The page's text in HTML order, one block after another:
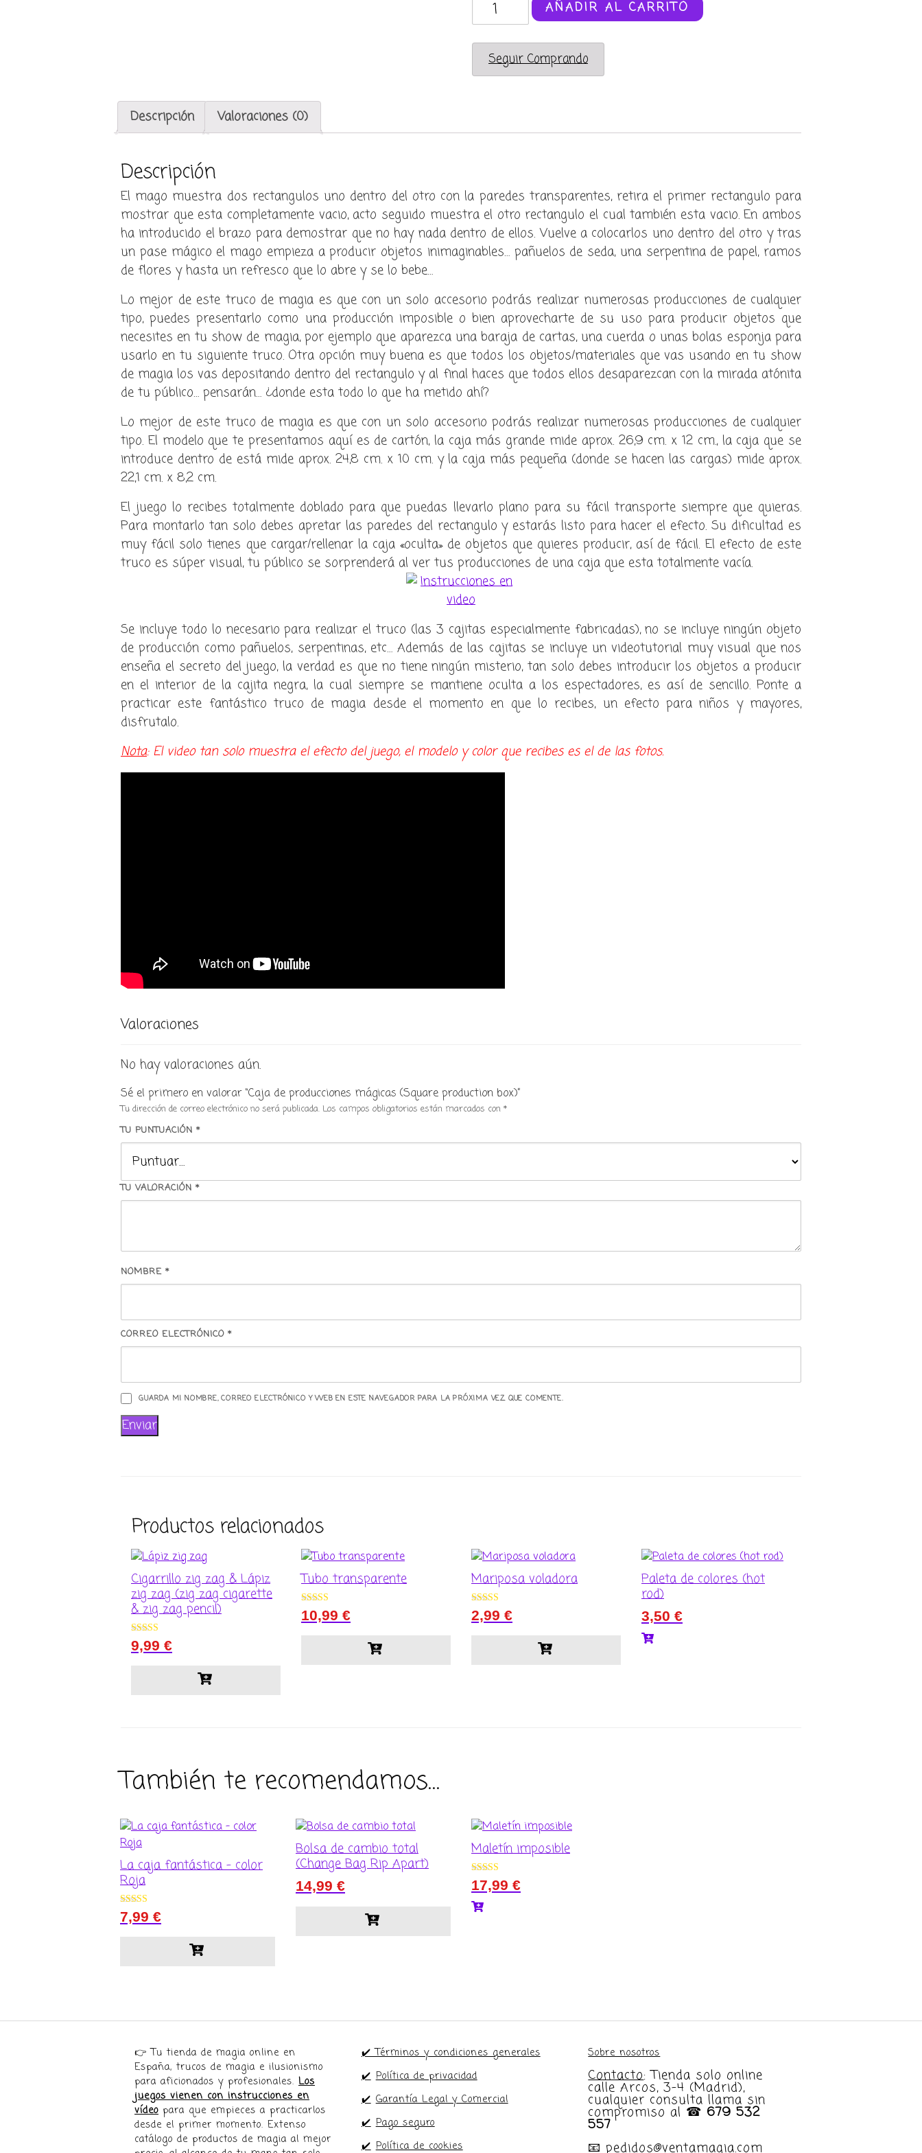
mágicas
(Square
AÑADIR AL CARRITO
Seguir Comprando
Descripción Valoraciones (0)
Descripción
El mago muestra dos rectangulos uno dentro del otro con la paredes transparentes, retira el primer rectangulo para
mostrar que esta completamente vacio, acto seguido muestra el otro rectangulo el cual también esta vacio. En ambos
ha introducido el brazo para demostrar que no hay nada dentro de ellos. Vuelve a colocarlos uno dentro del otro y tras
un pase mágico el mago empieza a producir objetos inimaginables… pañuelos de seda, una serpentina de papel, ramos
de flores y hasta un refresco que lo abre y se lo bebe…
Lo mejor de este truco de magia es que con un solo accesorio podrás realizar numerosas producciones de cualquier
tipo, puedes presentarlo como una producción imposible o bien aprovecharte de su uso para producir objetos que
necesites en tu show de magia, por ejemplo que aparezca una baraja de cartas, una cuerda o unas bolas esponja para
usarlo en tu siguiente truco. Otra opción muy buena es que todos los objetos/materiales que vas usando en tu show
de magia los vas depositando dentro del rectangulo y al final haces que todos ellos desaparezcan con la mirada atónita
de tu público… pensarán… ¿donde esta todo lo que ha metido ahí?
Lo mejor de este truco de magia es que con un solo accesorio podrás realizar numerosas producciones de cualquier
tipo. El modelo que te presentamos aquí es de cartón, la caja más grande mide aprox. 26,9 cm. x 12 cm., la caja que se
introduce dentro de está mide aprox. 24,8 cm. x 10 cm. y la caja más pequeña (donde se hacen las cargas) mide aprox.
22,1 cm. x 8,2 cm.
El juego lo recibes totalmente doblado para que puedas llevarlo plano para su fácil transporte siempre que quieras.
Para montarlo tan solo debes apretar las paredes del rectangulo y estarás listo para hacer el efecto. Su dificultad es
muy fácil solo tienes que cargar/rellenar la caja «oculta» de objetos que quieres producir, así de fácil. El efecto de este
truco es súper visual, tu público se sorprenderá al ver tus producciones de una caja que esta totalmente vacía.
Se incluye todo lo necesario para realizar el truco (las 3 cajitas especialmente fabricadas), no se incluye ningún objeto
de producción como pañuelos, serpentinas, etc… Además de las cajitas se incluye un videotutorial muy visual que nos
enseña el secreto del juego, la verdad es que no tiene ningún misterio, tan solo debes introducir los objetos a producir
en el interior de la cajita negra, la cual siempre se mantiene oculta a los espectadores, es así de sencillo. Ponte a
practicar este fantástico truco de magia desde el momento en que lo recibes, un efecto para niños y mayores,
disfrutalo.
Nota: El video tan solo muestra el efecto del juego, el modelo y color que recibes es el de las fotos.
Valoraciones
No hay valoraciones aún.
Sé el primero en valorar “Caja de producciones mágicas (Square production box)”
Tu dirección de correo electrónico no será publicada. Los campos obligatorios están marcados con *
TU PUNTUACIÓN *
TU VALORACIÓN *
NOMBRE *
CORREO ELECTRÓNICO *
GUARDA MI NOMBRE, CORREO ELECTRÓNICO Y WEB EN ESTE NAVEGADOR PARA LA PRÓXIMA VEZ QUE COMENTE.
Productos relacionados
Cigarrillo zig zag & Lápiz
zig zag (zig zag cigarette
& zig zag pencil)
Valorado con
5.00
9,99 €
Tubo transparente
Valorado con
5.00
10,99 €
Mariposa voladora
Valorado
con
2,99 €
Paleta de colores (hot
rod)
3,50 €
También te recomendamos…
La caja fantástica – color
Roja
Valorado con
5.00
7,99 €
Bolsa de cambio total
(Change Bag Rip Apart)
14,99 €
Maletín imposible
Valorado con
5.00
de 5
17,99 €
👉 Tu tienda de magia online en
España, trucos de magia e ilusionismo
para aficionados y profesionales. Los
juegos vienen con instrucciones en
vídeo para que empieces a practicarlos
desde el primer momento. Extenso
catálogo de productos de magia al mejor
✔️ Términos y condiciones generales
✔️ Política de privacidad
✔️ Garantía Legal y Comercial
✔️ Pago seguro
✔️ Política de cookies
Sobre nosotros
Contacto: Tienda solo online
calle Arcos, 3-4 (Madrid),
cualquier consulta llama sin
compromiso al ☎ 679 532
557
📧 pedidos@ventamagia.com